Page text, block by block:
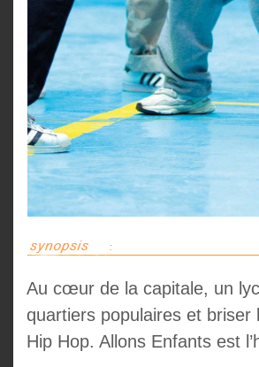
Au cœur de la capitale, un
quartiers populaires et briser
Hip Hop. Allons Enfants est